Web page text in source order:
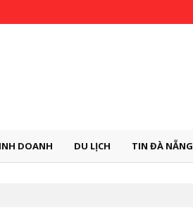
DOANH DU LỊCH TIN ĐÀ NẴNG